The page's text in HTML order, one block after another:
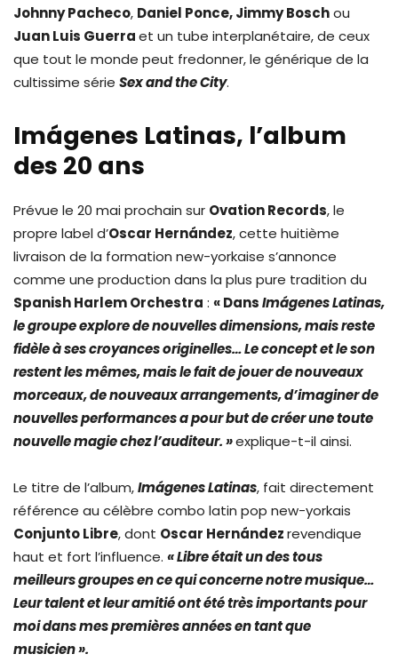
Johnny Pacheco, Daniel Ponce, Jimmy Boschou
Juan Luis Guerraet un tube interplanétaire, de ceux
que tout le monde peut fredonner, le générique de la
cultissime série Sex and the City.
Imágenes Latinas, l’album
des 20 ans
Prévue le 20 mai prochain sur Ovation Records, le
propre label d’Oscar Hernández, cette huitième
livraison de la formation new-yorkaise s’annonce
comme une production dans la plus pure tradition du
Spanish Harlem Orchestra : « DansImágenes Latinas,
le groupe explore de nouvelles dimensions, mais reste
fidèle à ses croyances originelles… Le concept et le son
restent les mêmes, mais le fait de jouer de nouveaux
morceaux, de nouveaux arrangements, d’imaginer de
nouvelles performances a pour but de créer une toute
nouvelle magie chez l’auditeur. »explique-t-il ainsi.
Le titre de l’album,Imágenes Latinas, fait directement
référence au célèbre combo latin pop new-yorkais
Conjunto Libre, dont Oscar Hernándezrevendique
haut et fort l’influence. « Libre était un des tous
meilleurs groupes en ce qui concerne notre musique…
Leur talent et leur amitié ont été très importants pour
moi dans mes premières années en tant que
musicien ».